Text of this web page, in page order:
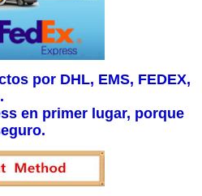
por DHL, EMS, FEDEX,
en primer lugar, porque